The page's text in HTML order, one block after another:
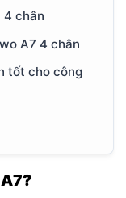
4 chân
A7 4 chân
tốt cho công